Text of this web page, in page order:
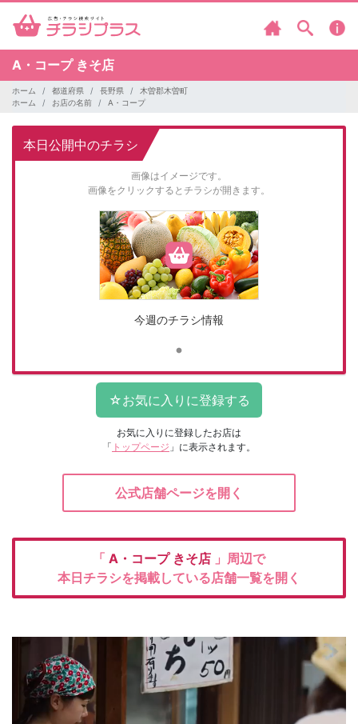
A・コープ きそ店
ホーム 都道府県 長野県
木曽郡木曽町
ホーム
お店の名前 A・コープ
本日公開中のチラシ
画像はイメージです。
画像をクリックするとチラシが開きます。
今週のチラシ情報
お気に入りに登録したお店は
「 トップページ 」に表示されます。
公式店舗ページを開く
「 A・コープ きそ店 」周辺で
本日チラシを掲載している店舗一覧を開く